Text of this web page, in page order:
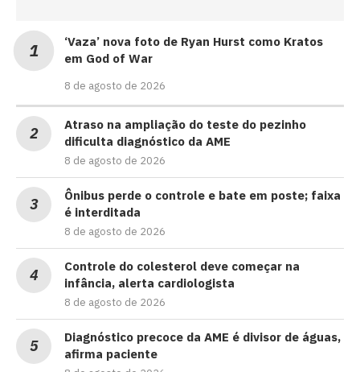
‘Vaza’ nova foto de Ryan Hurst como Kratos
em God of War
8 de agosto de 2026
Atraso na ampliação do teste do pezinho
dificulta diagnóstico da AME
8 de agosto de 2026
Ônibus perde o controle e bate em poste; faixa
é interditada
8 de agosto de 2026
Controle do colesterol deve começar na
infância, alerta cardiologista
8 de agosto de 2026
Diagnóstico precoce da AME é divisor de águas,
afirma paciente